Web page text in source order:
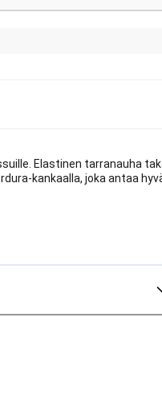
Elastinen tarranauha
kankaalla, joka antaa